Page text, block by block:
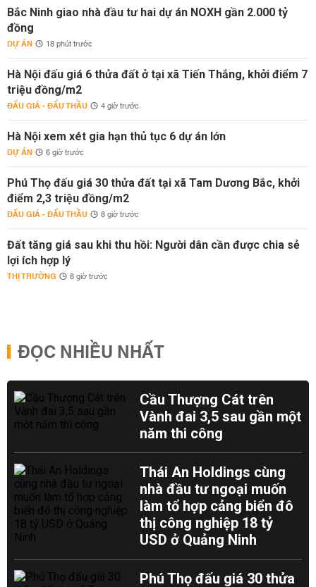
Bắc Ninh giao nhà đầu tư hai dự án NOXH gần 2.000 tỷ
đồng
DỰ ÁN 18 phút trước
Hà Nội đấu giá 6 thửa đất ở tại xã Tiến Thắng, khởi điểm 7
triệu đồng/m2
ĐẤU GIÁ - ĐẤU THẦU 4 giờ trước
Hà Nội xem xét gia hạn thủ tục 6 dự án lớn
DỰ ÁN 6 giờ trước
Phú Thọ đấu giá 30 thửa đất tại xã Tam Dương Bắc, khởi
điểm 2,3 triệu đồng/m2
ĐẤU GIÁ - ĐẤU THẦU 8 giờ trước
Đất tăng giá sau khi thu hồi: Người dân cần được chia sẻ
lợi ích hợp lý
THỊ TRƯỜNG 8 giờ trước
ĐỌC NHIỀU NHẤT
Cầu Thượng Cát trên
Vành đai 3,5 sau gần một
năm thi công
Thái An Holdings cùng
nhà đầu tư ngoại muốn
làm tổ hợp cảng biển đô
thị công nghiệp 18 tỷ
USD ở Quảng Ninh
Phú Thọ đấu giá 30 thửa